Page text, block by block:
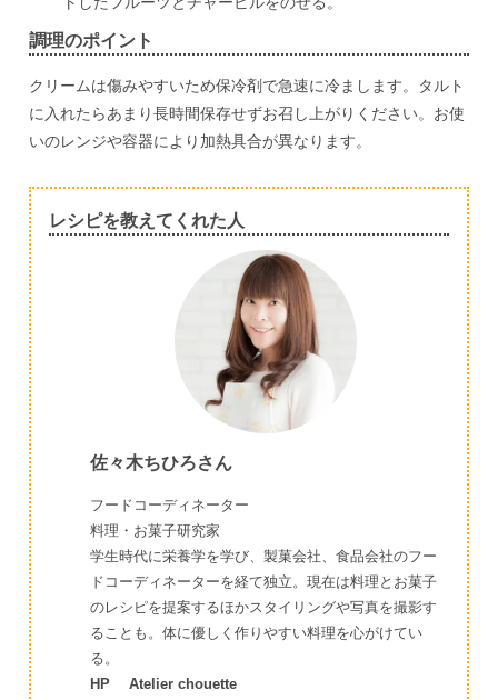
調理のポイント
クリームは傷みやすいため保冷剤で急速に冷まします。タルト
に入れたらあまり長時間保存せずお召し上がりください。お使
いのレンジや容器により加熱具合が異なります。
レシピを教えてくれた人
佐々木ちひろさん
フードコーディネーター
料理・お菓子研究家
学生時代に栄養学を学び、製菓会社、食品会社のフー
ドコーディネーターを経て独立。現在は料理とお菓子
のレシピを提案するほかスタイリングや写真を撮影す
ることも。体に優しく作りやすい料理を心がけてい
る。
HP
Atelier chouette